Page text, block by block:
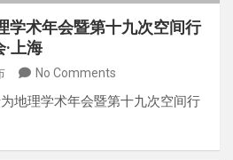
学术年会暨第十九次空间行
上海
No Comments
地理学术年会暨第十九次空间行